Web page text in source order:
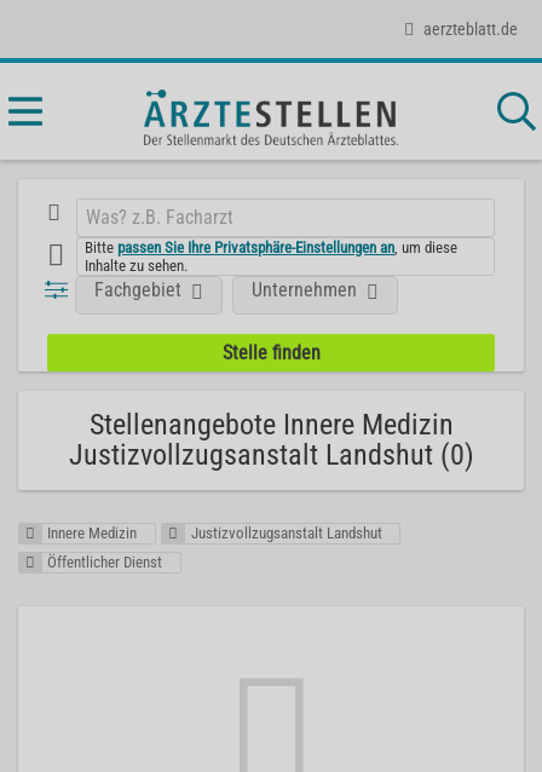
aerzteblatt.de
Bittepassen Sie Ihre Privatsphäre-Einstellungen an , um diese
Inhalte zu sehen.
Fachgebiet Unternehmen
Stellenangebote Innere Medizin
Justizvollzugsanstalt Landshut (0)
Innere Medizin
Justizvollzugsanstalt Landshut
Öffentlicher Dienst